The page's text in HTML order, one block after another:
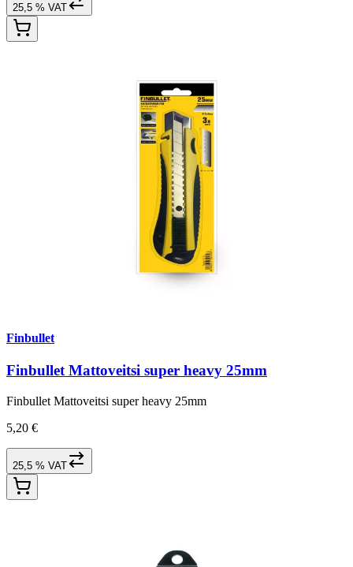
25,5 % VAT
Finbullet
Finbullet Mattoveitsi super heavy 25mm
Finbullet Mattoveitsi super heavy 25mm
5,20 €
25,5 % VAT